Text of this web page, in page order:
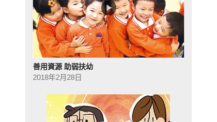
善用資源 助弱扶幼
2018年2月28日